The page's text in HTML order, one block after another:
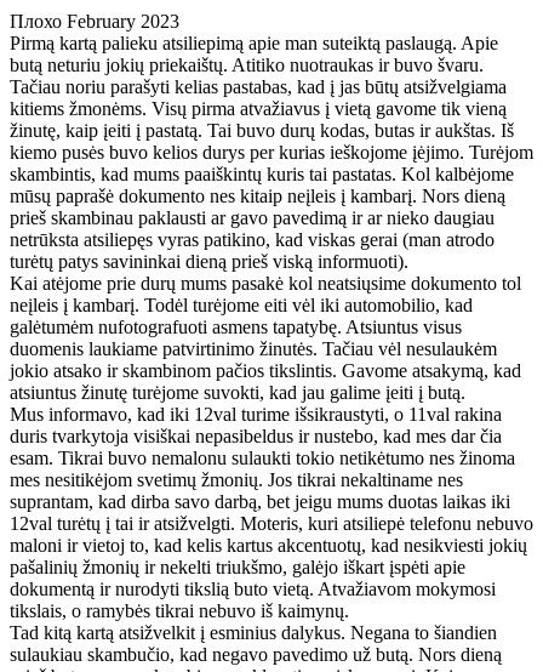
Плохо February 2023
Pirmą kartą palieku atsiliepimą apie man suteiktą paslaugą. Apie
butą neturiu jokių priekaištų. Atitiko nuotraukas ir buvo švaru.
Tačiau noriu parašyti kelias pastabas, kad į jas būtų atsižvelgiama
kitiems žmonėms. Visų pirma atvažiavus į vietą gavome tik vieną
žinutę, kaip įeiti į pastatą. Tai buvo durų kodas, butas ir aukštas. Iš
kiemo pusės buvo kelios durys per kurias ieškojome įėjimo. Turėjom
skambintis, kad mums paaiškintų kuris tai pastatas. Kol kalbėjome
mūsų paprašė dokumento nes kitaip neįleis į kambarį. Nors dieną
prieš skambinau paklausti ar gavo pavedimą ir ar nieko daugiau
netrūksta atsiliepęs vyras patikino, kad viskas gerai (man atrodo
turėtų patys savininkai dieną prieš viską informuoti).
Kai atėjome prie durų mums pasakė kol neatsiųsime dokumento tol
neįleis į kambarį. Todėl turėjome eiti vėl iki automobilio, kad
galėtumėm nufotografuoti asmens tapatybę. Atsiuntus visus
duomenis laukiame patvirtinimo žinutės. Tačiau vėl nesulaukėm
jokio atsako ir skambinom pačios tikslintis. Gavome atsakymą, kad
atsiuntus žinutę turėjome suvokti, kad jau galime įeiti į butą.
Mus informavo, kad iki 12val turime išsikraustyti, o 11val rakina
duris tvarkytoja visiškai nepasibeldus ir nustebo, kad mes dar čia
esam. Tikrai buvo nemalonu sulaukti tokio netikėtumo nes žinoma
mes nesitikėjom svetimų žmonių. Jos tikrai nekaltiname nes
suprantam, kad dirba savo darbą, bet jeigu mums duotas laikas iki
12val turėtų į tai ir atsižvelgti. Moteris, kuri atsiliepė telefonu nebuvo
maloni ir vietoj to, kad kelis kartus akcentuotų, kad nesikviesti jokių
pašalinių žmonių ir nekelti triukšmo, galėjo iškart įspėti apie
dokumentą ir nurodyti tikslią buto vietą. Atvažiavom mokymosi
tikslais, o ramybės tikrai nebuvo iš kaimynų.
Tad kitą kartą atsižvelkit į esminius dalykus. Negana to šiandien
sulaukiau skambučio, kad negavo pavedimo už butą. Nors dieną